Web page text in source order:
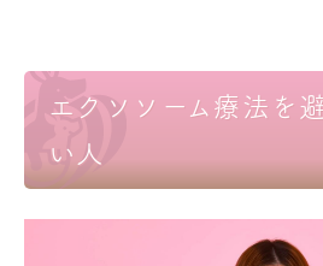
エクソソーム療法を
い人